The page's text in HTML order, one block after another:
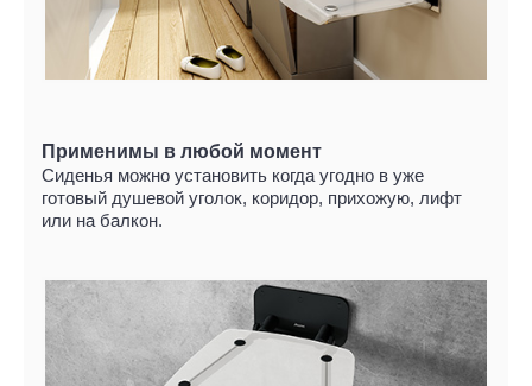
Применимы в любой момент
Сиденья можно установить когда угодно в уже
готовый душевой уголок, коридор, прихожую, лифт
или на балкон.